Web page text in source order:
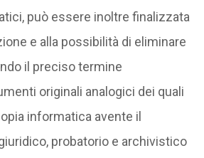
può essere inoltre finalizzata
e alla possibilità di eliminare
il preciso termine
originali analogici dei quali
informatica avente il
probatorio e archivistico